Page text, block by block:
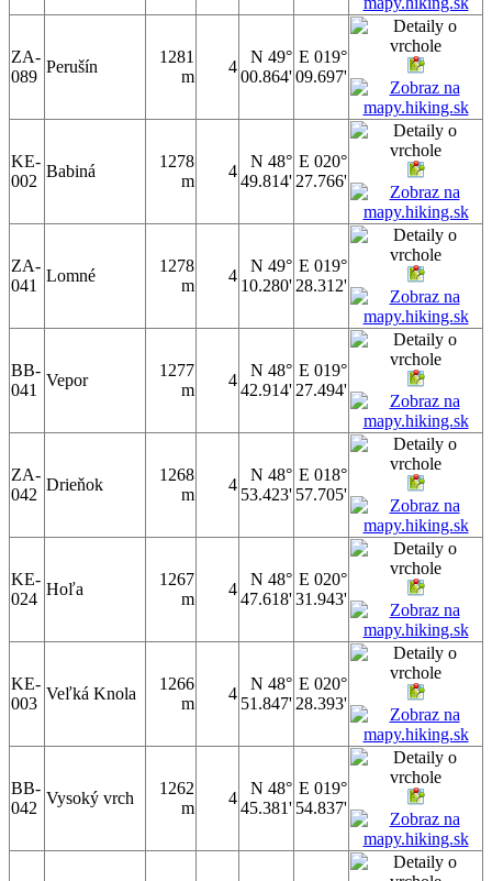
ZA-
089
Perušín
1281
m
4
N 49°
00.864'
E 019°
09.697'
KE-
002
Babiná
1278
m
4
N 48°
49.814'
E 020°
27.766'
ZA-
041
Lomné
1278
m
4
N 49°
10.280'
E 019°
28.312'
BB-
041
Vepor
1277
m
4
N 48°
42.914'
E 019°
27.494'
ZA-
042
Drieňok
1268
m
4
N 48°
53.423'
E 018°
57.705'
KE-
024
Hoľa
1267
m
4
N 48°
47.618'
E 020°
31.943'
KE-
003
Veľká Knola
1266
m
4
N 48°
51.847'
E 020°
28.393'
BB-
042
Vysoký vrch
1262
m
4
N 48°
45.381'
E 019°
54.837'